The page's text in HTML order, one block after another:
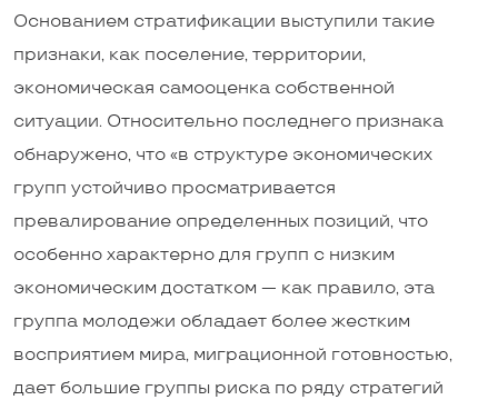
Основанием стратификации выступили такие
признаки, как поселение, территории,
экономическая самооценка собственной
ситуации. Относительно последнего признака
обнаружено, что «в структуре экономических
групп устойчиво просматривается
превалирование определенных позиций, что
особенно характерно для групп с низким
экономическим достатком — как правило, эта
группа молодежи обладает более жестким
восприятием мира, миграционной готовностью,
дает большие группы риска по ряду стратегий